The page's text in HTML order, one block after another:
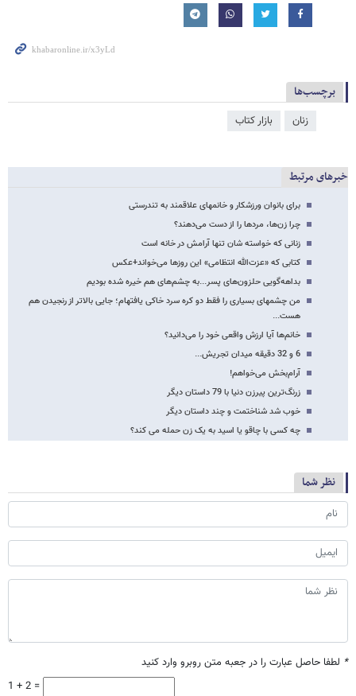
برچسب‌ها
زنان بازار کتاب
خبرهای مرتبط
برای بانوان ورزشکار و خانم​های علاقمند به تندرستی
چرا زن‌ها، مردها را از دست می‌دهند؟
زنانی که خواسته شان تنها آرامش در خانه است
کتابی که «عزت‌الله انتظامی» این روزها می‌خواند+عکس
بداهه‌گویی حلزون‌های پسر...به چشم‌های هم خیره شده بودیم
من چشم​های بسیاری را فقط دو کره سرد خاکی یافته​ام؛ جایی بالاتر از رنجیدن هم
هست...
خانم‌ها آیا ارزش واقعی خود را می‌دانید؟
6 و 32 دقیقه میدان تجریش...
آرام‌بخش می‌خواهم!
زرنگ‌ترین پیرزن دنیا با 79 داستان دیگر
خوب شد شناختمت و چند داستان دیگر
چه کسی با چاقو یا اسید به یک زن حمله می کند؟
نظر شما
* لطفا حاصل عبارت را در جعبه متن روبرو وارد کنید
1 + 2 =